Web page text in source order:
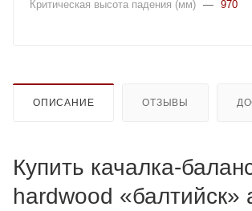
Критическая высота падения (мм) — 970
ОПИСАНИЕ ОТЗЫВЫ
Купить качалка-
hardwood «балтийск»